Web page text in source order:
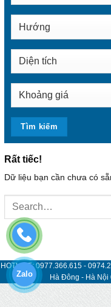
Rất tiếc!
Dữ liệu bạn cần chưa có
HOTLINE: 0977.366.615 -
Hà Đông - Hà
Zalo